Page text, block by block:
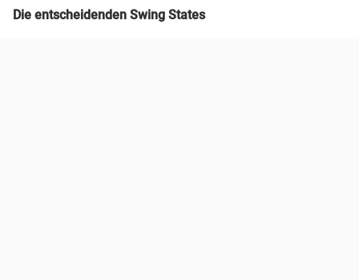
Die entscheidenden Swing States